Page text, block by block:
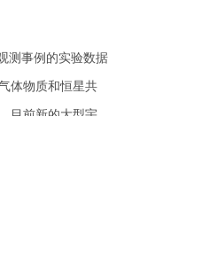
测事例的实验数据
体物质和恒星共
目前新的大型宇